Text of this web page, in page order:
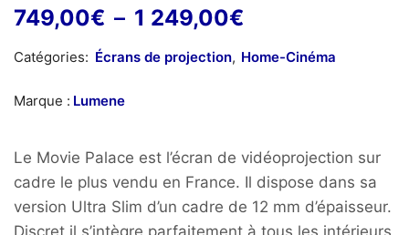
749,00€ – 1 249,00€
prix :
1
249,00€
Catégories: Écrans de projection, Home-Cinéma
Marque : Lumene
Le Movie Palace est l’écran de vidéoprojection sur
cadre le plus vendu en France. Il dispose dans sa
version Ultra Slim d’un cadre de 12 mm d’épaisseur.
Discret il s’intègre parfaitement à tous les intérieurs